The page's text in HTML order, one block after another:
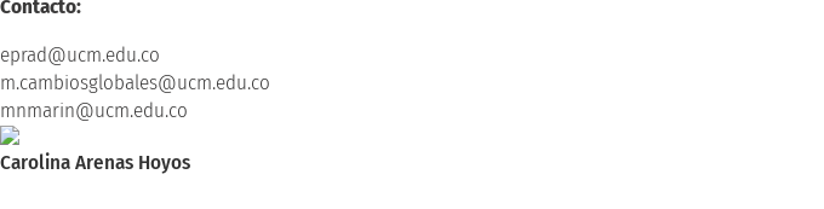
Contacto:
eprad@ucm.edu.co
m.cambiosglobales@ucm.edu.co
mnmarin@ucm.edu.co
Carolina Arenas Hoyos